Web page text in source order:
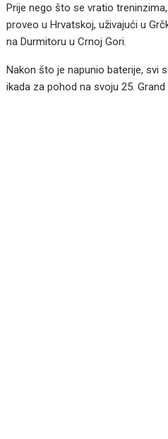
Prije nego što se vratio
proveo u Hrvatskoj, uživajući u
na Durmitoru u Crnoj Gori.
Nakon što je napunio baterije, svi
ikada za pohod na svoju 25.